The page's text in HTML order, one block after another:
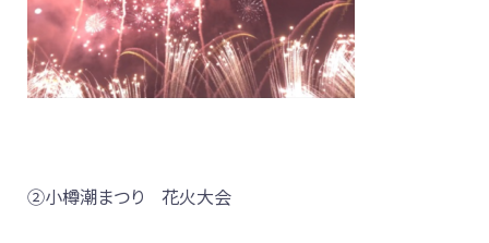
②小樽潮まつり 花火大会